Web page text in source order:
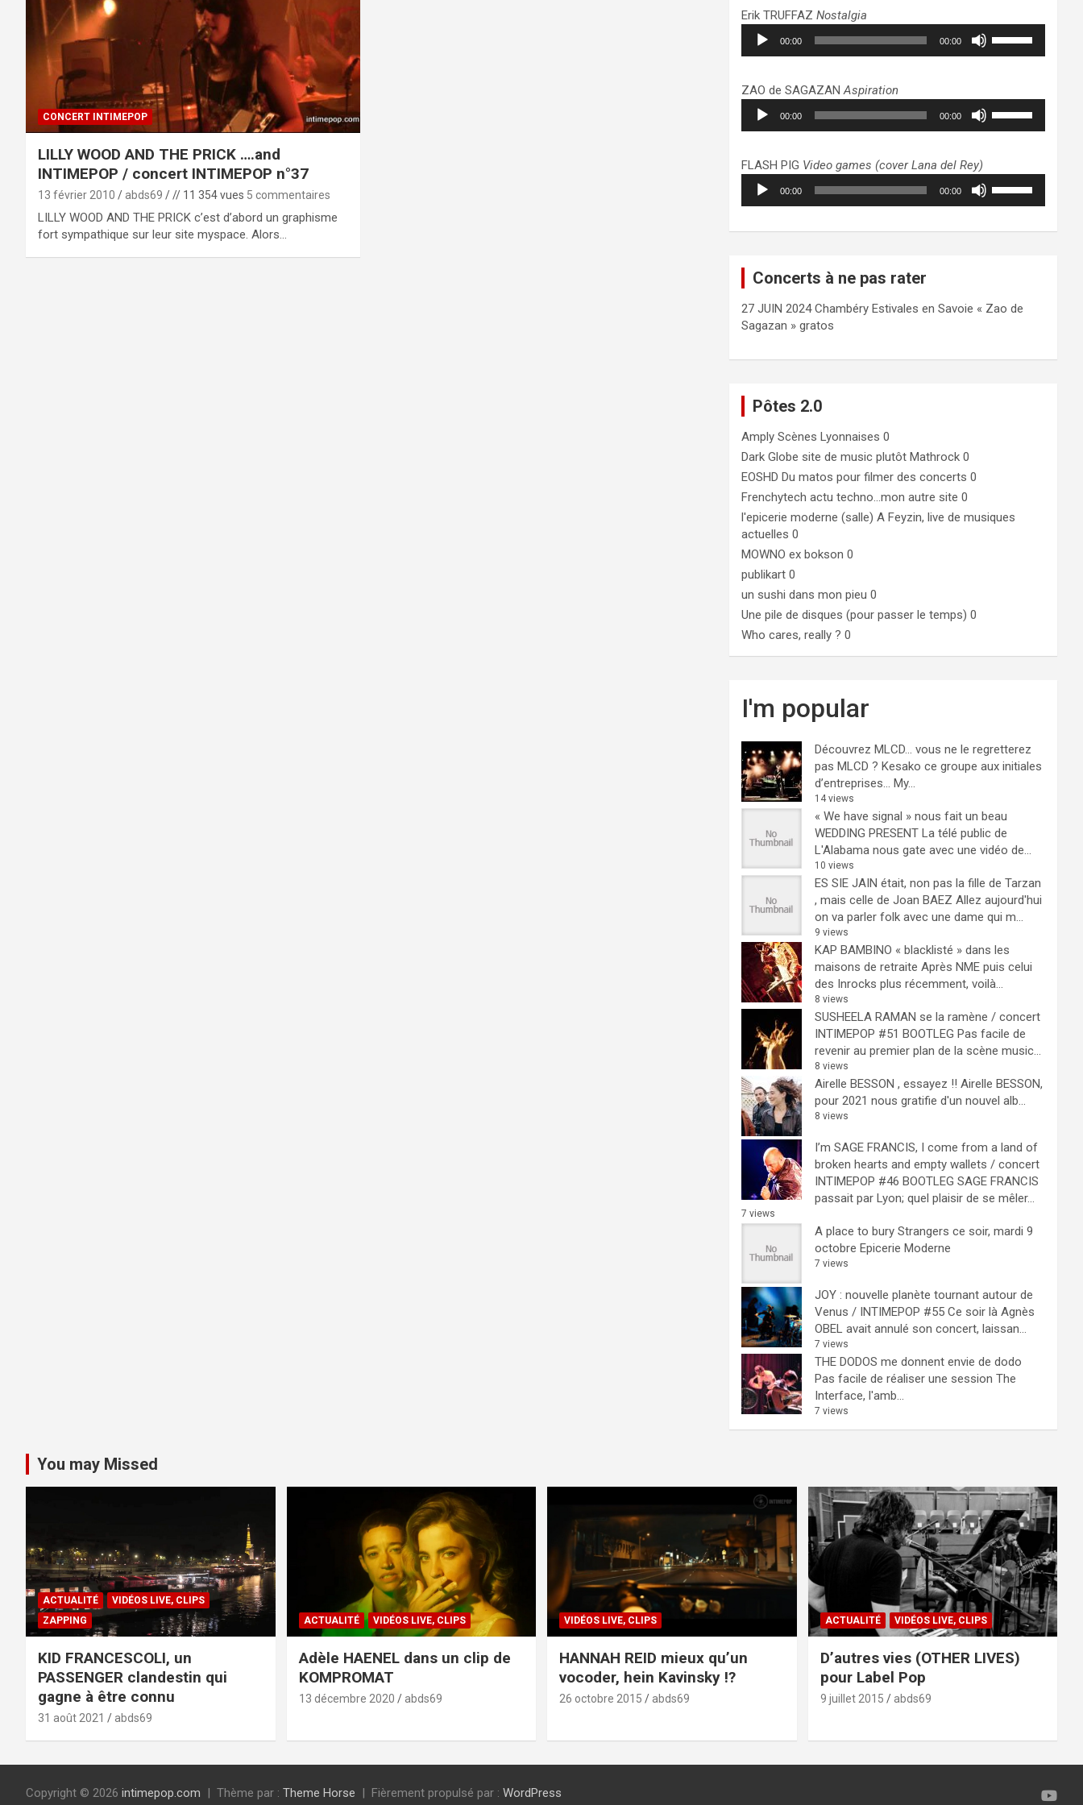
CONCERT INTIMEPOP
LILLY WOOD AND THE PRICK ….and
INTIMEPOP / concert INTIMEPOP n°37
13 février 2010 abds69 // 11 354 vues 5 commentaires
LILLY WOOD AND THE PRICK c’est d’abord un graphisme
fort sympathique sur leur site myspace. Alors…
pour
augmenter
ou
volume.
Erik TRUFFAZNostalgia
Lecteur
audio
00:00 00:00
pour
augmenter
ou
volume.
ZAO de SAGAZANAspiration
Lecteur
audio
00:00 00:00
pour
augmenter
ou
FLASH PIG Video games (cover Lana del Rey)
Lecteur
audio
00:00 00:00
haut/bas
le
Concerts à ne pas rater
27 JUIN 2024 Chambéry Estivales en Savoie « Zao de
Sagazan » gratos
Pôtes 2.0
Amply Scènes Lyonnaises 0
Dark Globe site de music plutôt Mathrock 0
EOSHD Du matos pour filmer des concerts 0
Frenchytech actu techno…mon autre site 0
l'epicerie moderne (salle) A Feyzin, live de musiques
actuelles 0
MOWNO ex bokson 0
publikart 0
un sushi dans mon pieu 0
Une pile de disques (pour passer le temps) 0
Who cares, really ? 0
I'm popular
Découvrez MLCD… vous ne le regretterez
pas MLCD ? Kesako ce groupe aux initiales
d’entreprises… My...
14 views
« We have signal » nous fait un beau
WEDDING PRESENT La télé public de
L'Alabama nous gate avec une vidéo de...
10 views
ES SIE JAIN était, non pas la fille de Tarzan
, mais celle de Joan BAEZ Allez aujourd'hui
on va parler folk avec une dame qui m...
9 views
KAP BAMBINO « blacklisté » dans les
maisons de retraite Après NME puis celui
des Inrocks plus récemment, voilà...
8 views
SUSHEELA RAMAN se la ramène / concert
INTIMEPOP #51 BOOTLEG Pas facile de
revenir au premier plan de la scène music...
8 views
Airelle BESSON , essayez !! Airelle BESSON,
pour 2021 nous gratifie d'un nouvel alb...
8 views
I’m SAGE FRANCIS, I come from a land of
broken hearts and empty wallets / concert
INTIMEPOP #46 BOOTLEG SAGE FRANCIS
passait par Lyon; quel plaisir de se mêler...
7 views
A place to bury Strangers ce soir, mardi 9
octobre Epicerie Moderne
7 views
JOY : nouvelle planète tournant autour de
Venus / INTIMEPOP #55 Ce soir là Agnès
OBEL avait annulé son concert, laissan...
7 views
THE DODOS me donnent envie de dodo
Pas facile de réaliser une session The
Interface, l'amb...
7 views
You may Missed
ACTUALITÉ
VIDÉOS LIVE, CLIPS
ZAPPING
KID FRANCESCOLI, un
PASSENGER clandestin qui
gagne à être connu
31 août 2021 abds69
ACTUALITÉ VIDÉOS LIVE, CLIPS
Adèle HAENEL dans un clip de
KOMPROMAT
13 décembre 2020 abds69
VIDÉOS LIVE, CLIPS
HANNAH REID mieux qu’un
vocoder, hein Kavinsky !?
26 octobre 2015 abds69
ACTUALITÉ VIDÉOS LIVE, CLIPS
D’autres vies (OTHER LIVES)
pour Label Pop
9 juillet 2015 abds69
Copyright © 2026 intimepop.com Thème par : Theme Horse Fièrement propulsé par : WordPress